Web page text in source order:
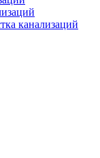
канализаций